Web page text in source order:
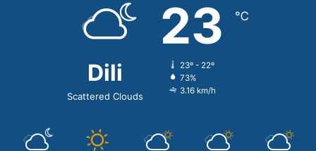
Dili
Scattered Clouds
23 ℃
23º - 22º
73%
3.16 km/h